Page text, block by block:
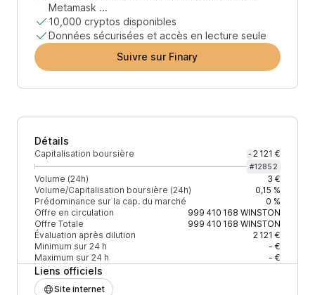
Metamask ...
10,000 cryptos disponibles
Données sécurisées et accès en lecture seule
Suivre sur Finary
Détails
Capitalisation boursière - 2 121 €
#12852
Volume (24h)
3 €
Volume/Capitalisation boursière (24h)
0,15 %
Prédominance sur la cap. du marché
0 %
Offre en circulation
999 410 168 WINSTON
Offre Totale
999 410 168 WINSTON
Évaluation après dilution
2 121 €
Minimum sur 24 h
- €
Maximum sur 24 h
- €
Liens officiels
Site internet